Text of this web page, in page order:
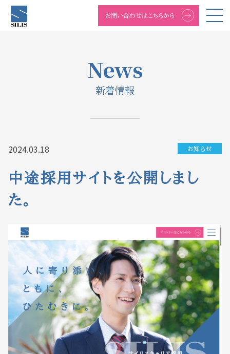
お問い合わせはこちらから
News
新着情報
2024.03.18 お知らせ
中途採用サイトを公開しまし
た。